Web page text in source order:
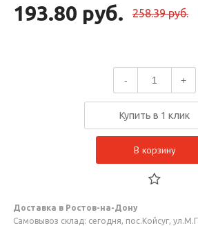
193.80 руб. 258.39 руб.
- +
Купить в 1 клик
В корзину
Доставка в Ростов-на-Дону
Самовывоз склад: сегодня, пос.Койсуг,